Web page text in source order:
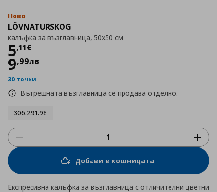
Ново
LÖVNATURSKOG
калъфка за възглавница, 50x50 см
5,11€
Цена
9,99лв
30 точки
Вътрешната възглавница се продава отделно.
306.291.98
Добави в кошницата
Експресивна калъфка за възглавница с отличителни цветни